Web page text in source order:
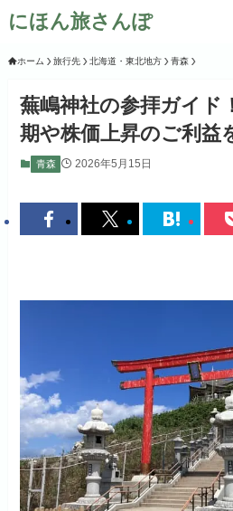
にほん旅さんぽ
ホーム 旅行先 北海道・東北地方 青森
蕪嶋神社の参拝ガイド
期や株価上昇のご利益
青森 2026年5月15日